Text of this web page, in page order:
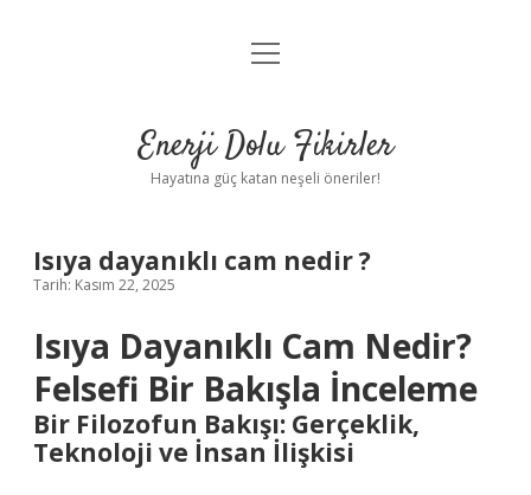
Anasayfa
Yasal Uyarı
menüyü
Enerji Dolu Fikirler
Hayatına güç katan neşeli öneriler!
Isıya dayanıklı cam nedir ?
Tarih: Kasım 22, 2025
Isıya Dayanıklı Cam Nedir?
Felsefi Bir Bakışla İnceleme
Bir Filozofun Bakışı: Gerçeklik,
Teknoloji ve İnsan İlişkisi